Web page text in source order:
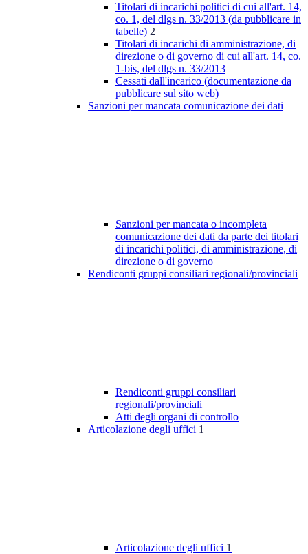
Titolari di incarichi politici di cui all'art. 14,
co. 1, del dlgs n. 33/2013 (da pubblicare in
tabelle) 2
Titolari di incarichi di amministrazione, di
direzione o di governo di cui all'art. 14, co.
1-bis, del dlgs n. 33/2013
Cessati dall'incarico (documentazione da
pubblicare sul sito web)
Sanzioni per mancata comunicazione dei dati
Sanzioni per mancata o incompleta
comunicazione dei dati da parte dei titolari
di incarichi politici, di amministrazione, di
direzione o di governo
Rendiconti gruppi consiliari regionali/provinciali
Rendiconti gruppi consiliari
regionali/provinciali
Atti degli organi di controllo
Articolazione degli uffici 1
Articolazione degli uffici 1